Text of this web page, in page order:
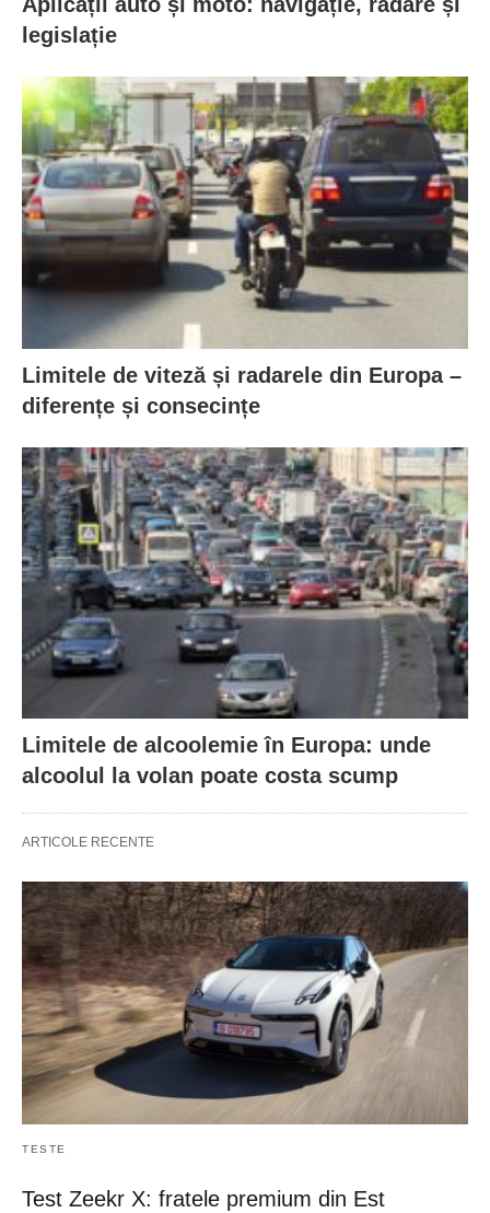
legislație
Limitele de viteză și radarele din Europa –
diferențe și consecințe
Limitele de alcoolemie în Europa: unde
alcoolul la volan poate costa scump
ARTICOLE RECENTE
TESTE
Test Zeekr X: fratele premium din Est